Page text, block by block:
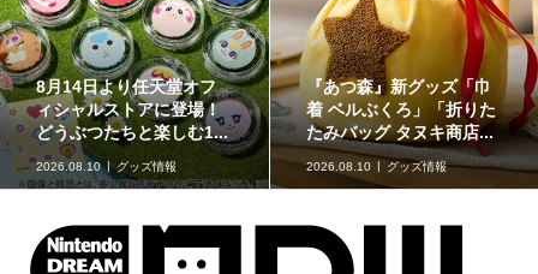
イラストが特徴的な『ス
ーパーマリオブラザー
ズ』のフロート【kikai...
2026.08.09
kikaiのマリオグッズ
ミュージアム
原作再現がスゴい「ギャ
ラクシーコート」の細部
に注目！元ネタも合わ...
2026.08.09 企画記事